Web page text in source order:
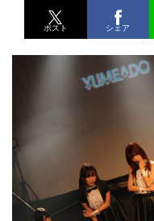
ポスト シェア